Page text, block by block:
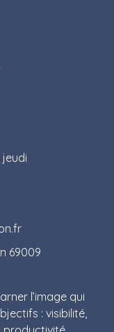
jeudi
69009
l’image qui
: visibilité,